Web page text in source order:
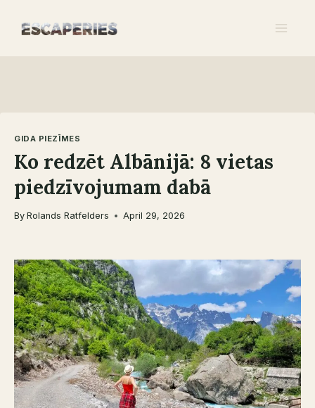
GIDA PIEZĪMES
Ko redzēt Albānijā: 8 vietas
piedzīvojumam dabā
By Rolands Ratfelders April 29, 2026